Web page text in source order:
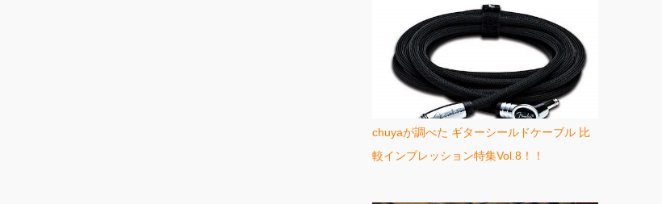
chuyaが調べた ギターシールドケーブル 比
較インプレッション特集Vol.8！！